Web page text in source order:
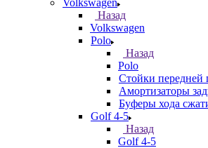
Volkswagen
Назад
Volkswagen
Polo
Назад
Polo
Стойки передней
Амортизаторы
Буферы хода
Golf 4-5
Назад
Golf 4-5